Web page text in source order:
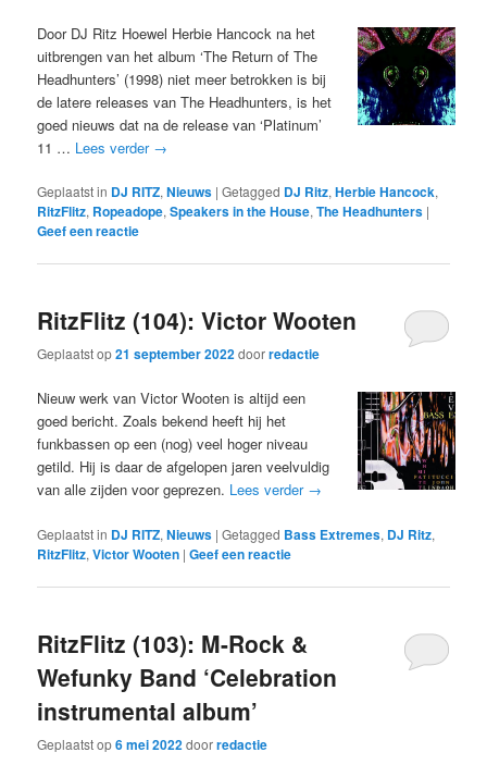
Door DJ Ritz Hoewel Herbie Hancock na het
uitbrengen van het album ‘The Return of The
Headhunters’ (1998) niet meer betrokken is bij
de latere releases van The Headhunters, is het
goed nieuws dat na de release van ‘Platinum’
11 … Lees verder →
Geplaatst in DJ RITZ,Nieuws |Getagged DJ Ritz,Herbie Hancock,
RitzFlitz, Ropeadope,Speakers in the House,The Headhunters |
Geef een reactie
RitzFlitz (104): Victor Wooten
Geplaatst op21 september 2022doorredactie
Nieuw werk van Victor Wooten is altijd een
goed bericht. Zoals bekend heeft hij het
funkbassen op een (nog) veel hoger niveau
getild. Hij is daar de afgelopen jaren veelvuldig
van alle zijden voor geprezen. Lees verder →
Geplaatst in DJ RITZ,Nieuws |Getagged Bass Extremes, DJ Ritz,
RitzFlitz,Victor Wooten |Geef een reactie
RitzFlitz (103): M-Rock &
Wefunky Band ‘Celebration
instrumental album’
Geplaatst op6 mei 2022doorredactie